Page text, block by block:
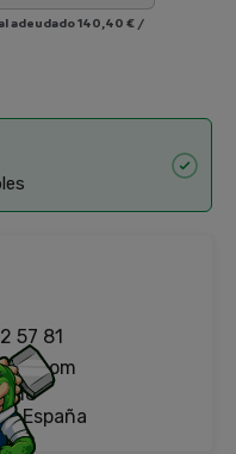
adeudado140,40 € /
57 81
18
España